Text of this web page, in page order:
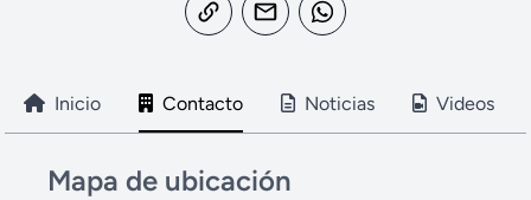
Inicio Contacto Noticias Videos
Mapa de ubicación